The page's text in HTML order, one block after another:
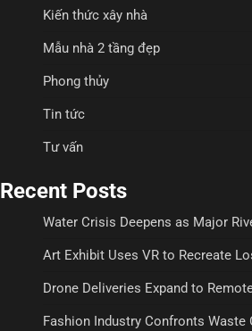
Kiến thức xây nhà
Mẫu nhà 2 tầng đẹp
Phong thủy
Tin tức
Tư vấn
Recent Posts
Water Crisis Deepens as Major
Art Exhibit Uses VR to Recreate
Drone Deliveries Expand to
Fashion Industry Confronts Waste